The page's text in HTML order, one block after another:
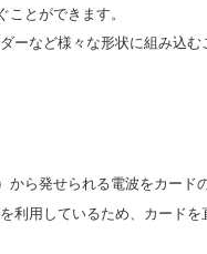
とができます。
など様々な形状に組み込む
ら発せられる電波をカード
用しているため、カードを